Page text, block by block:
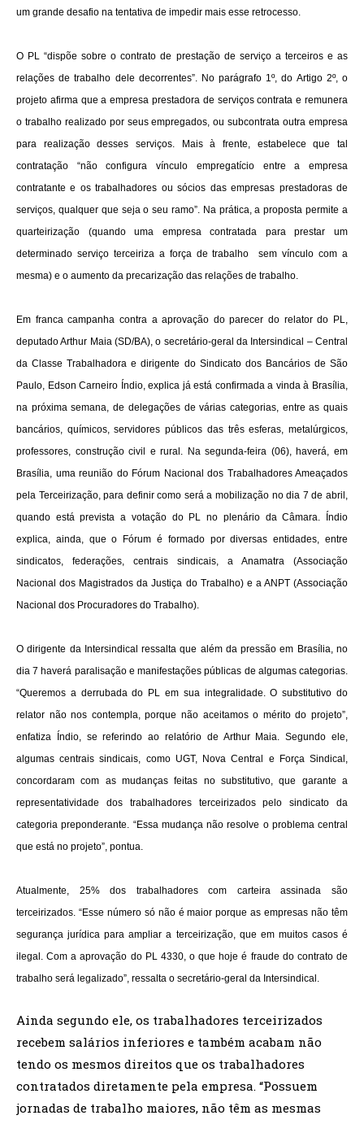
um grande desafio na tentativa de impedir mais esse retrocesso.
O PL “dispõe sobre o contrato de prestação de serviço a terceiros e as
relações de trabalho dele decorrentes”. No parágrafo 1º, do Artigo 2º, o
projeto afirma que a empresa prestadora de serviços contrata e remunera
o trabalho realizado por seus empregados, ou subcontrata outra empresa
para realização desses serviços. Mais à frente, estabelece que tal
contratação “não configura vínculo empregatício entre a empresa
contratante e os trabalhadores ou sócios das empresas prestadoras de
serviços, qualquer que seja o seu ramo”. Na prática, a proposta permite a
quarteirização (quando uma empresa contratada para prestar um
determinado serviço terceiriza a força de trabalho sem vínculo com a
mesma) e o aumento da precarização das relações de trabalho.
Em franca campanha contra a aprovação do parecer do relator do PL,
deputado Arthur Maia (SD/BA), o secretário-geral da Intersindical – Central
da Classe Trabalhadora e dirigente do Sindicato dos Bancários de São
Paulo, Edson Carneiro Índio, explica já está confirmada a vinda à Brasília,
na próxima semana, de delegações de várias categorias, entre as quais
bancários, químicos, servidores públicos das três esferas, metalúrgicos,
professores, construção civil e rural. Na segunda-feira (06), haverá, em
Brasília, uma reunião do Fórum Nacional dos Trabalhadores Ameaçados
pela Terceirização, para definir como será a mobilização no dia 7 de abril,
quando está prevista a votação do PL no plenário da Câmara. Índio
explica, ainda, que o Fórum é formado por diversas entidades, entre
sindicatos, federações, centrais sindicais, a Anamatra (Associação
Nacional dos Magistrados da Justiça do Trabalho) e a ANPT (Associação
Nacional dos Procuradores do Trabalho).
O dirigente da Intersindical ressalta que além da pressão em Brasília, no
dia 7 haverá paralisação e manifestações públicas de algumas categorias.
“Queremos a derrubada do PL em sua integralidade. O substitutivo do
relator não nos contempla, porque não aceitamos o mérito do projeto”,
enfatiza Índio, se referindo ao relatório de Arthur Maia. Segundo ele,
algumas centrais sindicais, como UGT, Nova Central e Força Sindical,
concordaram com as mudanças feitas no substitutivo, que garante a
representatividade dos trabalhadores terceirizados pelo sindicato da
categoria preponderante. “Essa mudança não resolve o problema central
que está no projeto”, pontua.
Atualmente, 25% dos trabalhadores com carteira assinada são
terceirizados. “Esse número só não é maior porque as empresas não têm
segurança jurídica para ampliar a terceirização, que em muitos casos é
ilegal. Com a aprovação do PL 4330, o que hoje é fraude do contrato de
trabalho será legalizado”, ressalta o secretário-geral da Intersindical.
Ainda segundo ele, os trabalhadores terceirizados
recebem salários inferiores e também acabam não
tendo os mesmos direitos que os trabalhadores
contratados diretamente pela empresa. “Possuem
jornadas de trabalho maiores, não têm as mesmas